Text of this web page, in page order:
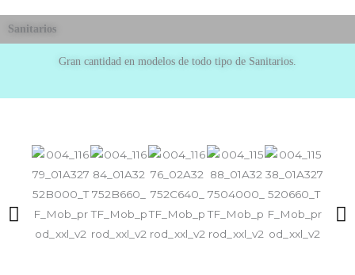
Sanitarios
Gran cantidad en modelos de todo tipo de Sanitarios.